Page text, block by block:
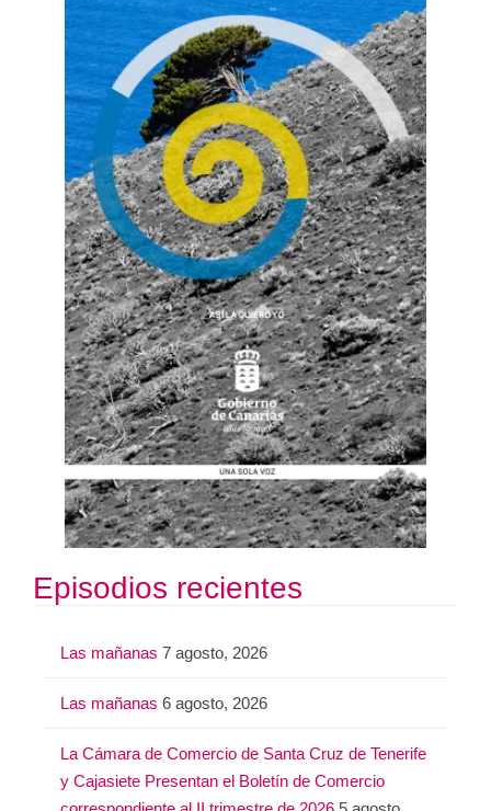
Episodios recientes
Las mañanas 7 agosto, 2026
Las mañanas 6 agosto, 2026
La Cámara de Comercio de Santa Cruz de Tenerife
y Cajasiete Presentan el Boletín de Comercio